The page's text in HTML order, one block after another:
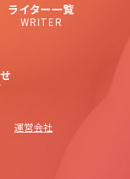
ライター一覧
WRITER
運営会社